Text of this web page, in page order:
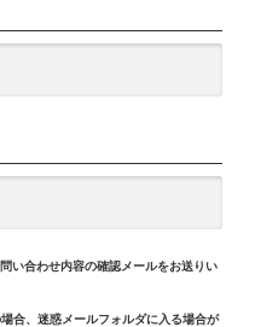
い合わせ内容の確認メールをお送りい
合、迷惑メールフォルダに入る場合が